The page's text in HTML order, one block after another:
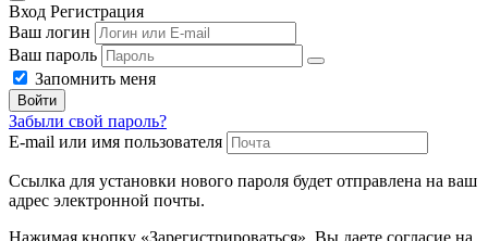
Вход Регистрация
Ваш логин
Ваш пароль
Запомнить меня
Войти
Забыли свой пароль?
E-mail или имя пользователя
Ссылка для установки нового пароля будет отправлена ​​на ваш
адрес электронной почты.
Нажимая кнопку «Зарегистрироваться», Вы даете согласие на